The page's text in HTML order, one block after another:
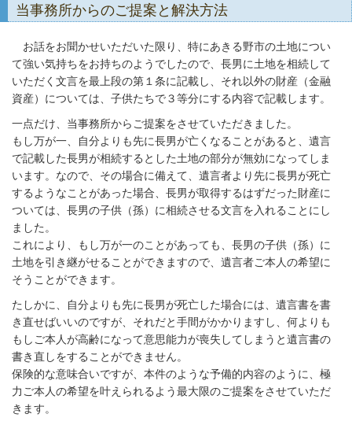
当事務所からのご提案と解決方法
お話をお聞かせいただいた限り、特にあきる野市の土地につい
て強い気持ちをお持ちのようでしたので、長男に土地を相続して
いただく文言を最上段の第１条に記載し、それ以外の財産（金融
資産）については、子供たちで３等分にする内容で記載します。
一点だけ、当事務所からご提案をさせていただきました。
もし万が一、自分よりも先に長男が亡くなることがあると、遺言
で記載した長男が相続するとした土地の部分が無効になってしま
います。なので、その場合に備えて、遺言者より先に長男が死亡
するようなことがあった場合、長男が取得するはずだった財産に
ついては、長男の子供（孫）に相続させる文言を入れることにし
ました。
これにより、もし万が一のことがあっても、長男の子供（孫）に
土地を引き継がせることができますので、遺言者ご本人の希望に
そうことができます。
たしかに、自分よりも先に長男が死亡した場合には、遺言書を書
き直せばいいのですが、それだと手間がかかりますし、何よりも
もしご本人が高齢になって意思能力が喪失してしまうと遺言書の
書き直しをすることができません。
保険的な意味合いですが、本件のような予備的内容のように、極
力ご本人の希望を叶えられるよう最大限のご提案をさせていただ
きます。